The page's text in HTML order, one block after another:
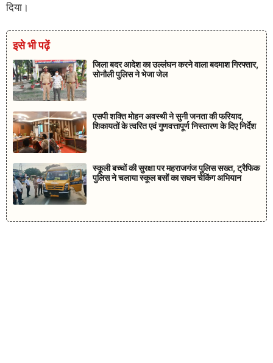
दिया।
इसे भी पढ़ें
जिला बदर आदेश का उल्लंघन करने वाला बदमाश गिरफ्तार,
सोनौली पुलिस ने भेजा जेल
एसपी शक्ति मोहन अवस्थी ने सुनी जनता की फरियाद,
शिकायतों के त्वरित एवं गुणवत्तापूर्ण निस्तारण के दिए निर्देश
स्कूली बच्चों की सुरक्षा पर महराजगंज पुलिस सख्त, ट्रैफिक
पुलिस ने चलाया स्कूल बसों का सघन चेकिंग अभियान